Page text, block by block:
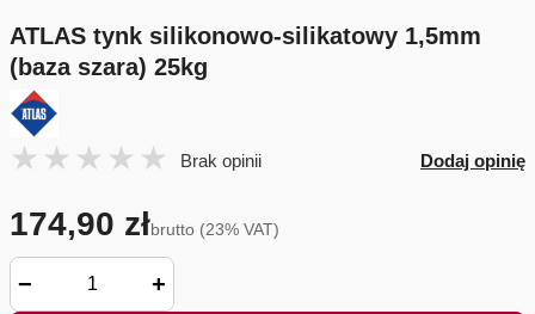
ATLAS tynk silikonowo-silikatowy 1,5mm
(baza szara) 25kg
Brak opinii Dodaj opinię
174,90 złbrutto (23% VAT)
− +